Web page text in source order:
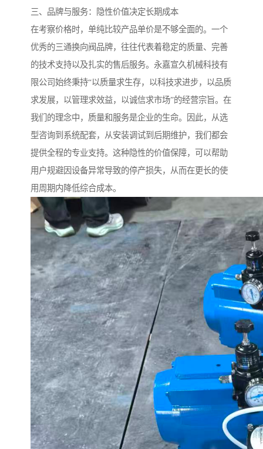
三、品牌与服务：隐性价值决定长期成本
在考察价格时，单纯比较产品单价是不够全面的。一个
优秀的三通换向阀品牌，往往代表着稳定的质量、完善
的技术支持以及扎实的售后服务。永嘉宣久机械科技有
限公司始终秉持“以质量求生存，以科技求进步，以品质
求发展，以管理求效益，以诚信求市场”的经营宗旨。在
我们的理念中，质量和服务是企业的生命。因此，从选
型咨询到系统配套，从安装调试到后期维护，我们都会
提供全程的专业支持。这种隐性的价值保障，可以帮助
用户规避因设备异常导致的停产损失，从而在更长的使
用周期内降低综合成本。